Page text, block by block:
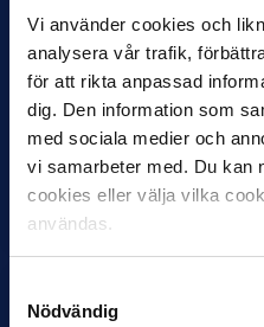
Vi använder cookies och
analysera vår trafik,
för att rikta anpassad
dig. Den information som
med sociala medier och
vi samarbeter med. Du kan
cookies eller välja vilka
användas.
Nödvändig
11 JUNI
VM-spelare med
och Superettan
Bosnien & Hercegovina Armin
Dennis Hadžikadunić — Malmö